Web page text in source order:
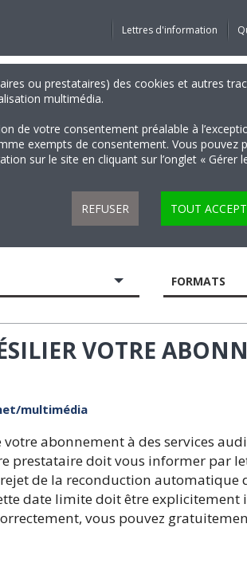
Lettres d'information
ou prestataires) des cookies et autres
multimédia.
de votre consentement préalable à
exempts de consentement. Vous
sur le site en cliquant sur l’onglet « Gérer
REFUSER TOUT
FORMATS
VOTRE
multimédia
abonnement à des services
prestataire doit vous informer par
de la reconduction automatique
date limite doit être explicitement
vous pouvez